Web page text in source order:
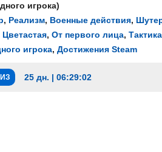
игрока)
, Реализм, Военные действия,
Цветастая, От первого лица, Тактика
игрока, Достижения Steam
25 дн. | 06:29:01